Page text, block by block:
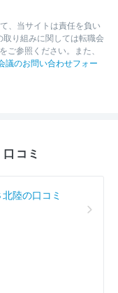
、当サイトは責任を負い
り組みに関しては転職会
をご参照ください。また、
議のお問い合わせフォー
コミ
陸の口コミ